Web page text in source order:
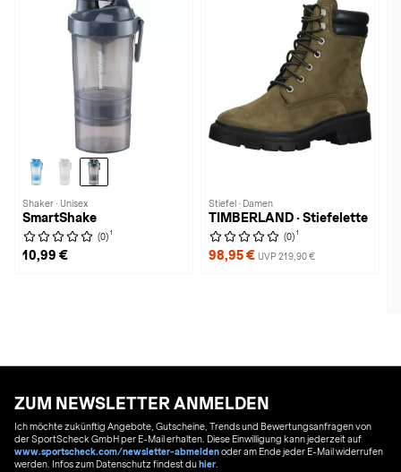
Shaker · Unisex
SmartShake
(0) 1
10,99 €
Stiefel · Damen
TIMBERLAND · Stiefelette
(0) 1
98,95 € UVP 219,90 €
ZUM NEWSLETTER ANMELDEN
Ich möchte zukünftig Angebote, Gutscheine, Trends und Bewertungsanfragen von
der SportScheck GmbH per E-Mail erhalten. Diese Einwilligung kann jederzeit auf
www.sportscheck.com/newsletter-abmeldenoder am Ende jeder E-Mail widerrufen
werden. Infos zum Datenschutz findest duhier